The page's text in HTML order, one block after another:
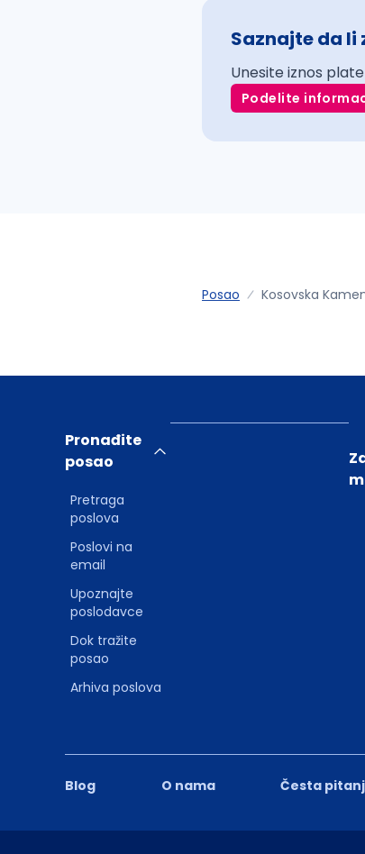
Saznajte da
Unesite iznos
Podelite
Posao Kosovska
Blog O nama Česta
Pronađite
posao
Pretraga
poslova
Poslovi na
email
Upoznajte
poslodavce
Dok tražite
posao
Arhiva poslova